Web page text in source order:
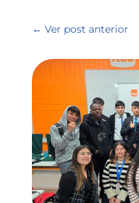
← Ver post anterior